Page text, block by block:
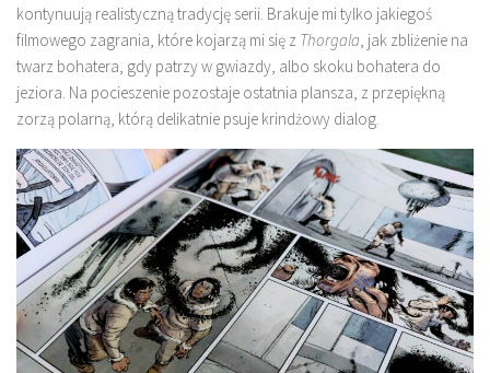
kontynuują realistyczną tradycję serii. Brakuje mi tylko jakiegoś
filmowego zagrania, które kojarzą mi się z Thorgala, jak zbliżenie na
twarz bohatera, gdy patrzy w gwiazdy, albo skoku bohatera do
jeziora. Na pocieszenie pozostaje ostatnia plansza, z przepiękną
zorzą polarną, którą delikatnie psuje krindżowy dialog.